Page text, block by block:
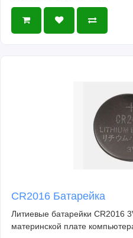
CR2016 Батарейка
Литиевые батарейки CR2016
материнской плате